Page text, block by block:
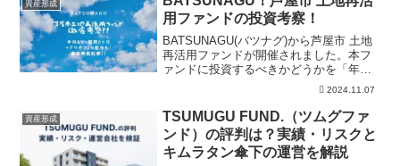
資産形成
用ファンドの投資考察！
BATSUNAGU(バツナグ)から芦屋市 土地
再活用ファンドが開催されました。本フ
ァンドに投資するべきかどうかを「年
利」「リスク」「事業内容」の視点で解
実績などもまとめており、本案件の投資
の有無の参考にしていただければ幸いで
す。
2024.11.07
資産形成
TSUMUGU FUND.（ツムグファ
ンド）の評判は？実績・リスクと
キムラタン傘下の運営を解説